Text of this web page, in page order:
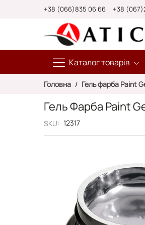
+38 (066)835 06 66 +38
Каталог товарів
Головна Гель фарба Paint
Гель Фарба Paint
SKU 12317
зображень